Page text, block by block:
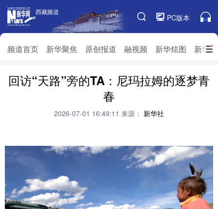
西藏频道
PC版本
频道首页 新华聚焦 原创报道 融视频 新华炫图 新华
西藏频道
频道栏目
频道首页 新华聚焦 原创报道
融视频
生态西藏 文化旅游
回访“天路”旁的TA：尼玛拉姆的逐梦青
春
2026-07-01 16:49:11 来源： 新华社